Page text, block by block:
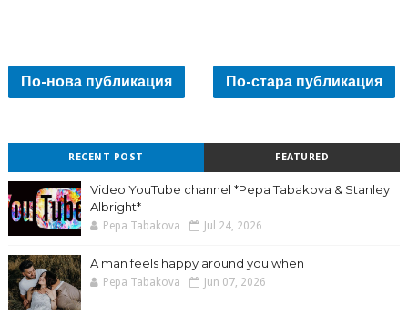
По-нова публикация По-стара публикация
RECENT POST FEATURED
Video YouTube channel *Pepa Tabakova & Stanley
Albright*
Pepa Tabakova Jul 24, 2026
A man feels happy around you when
Pepa Tabakova Jun 07, 2026